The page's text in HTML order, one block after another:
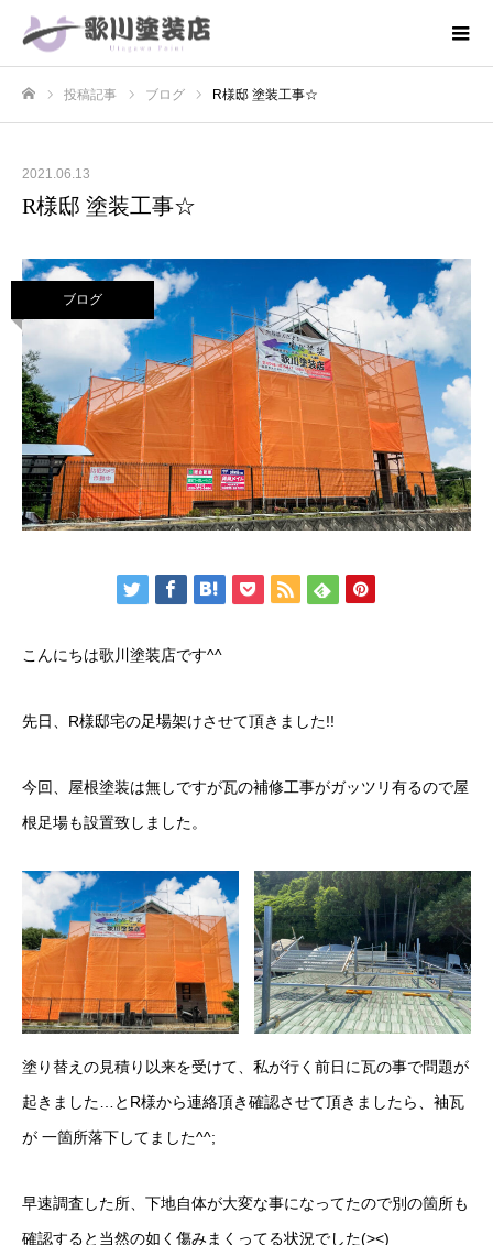
投稿記事 ブログ R様邸 塗装工事☆
2021.06.13
R様邸 塗装工事☆
ブログ
こんにちは歌川塗装店です^^
先日、R様邸宅の足場架けさせて頂きました!!
今回、屋根塗装は無しですが瓦の補修工事がガッツリ有るので屋
根足場も設置致しました。
塗り替えの見積り以来を受けて、私が行く前日に瓦の事で問題が
起きました…とR様から連絡頂き確認させて頂きましたら、袖瓦
が 一箇所落下してました^^;
早速調査した所、下地自体が大変な事になってたので別の箇所も
確認すると当然の如く傷みまくってる状況でした(><)